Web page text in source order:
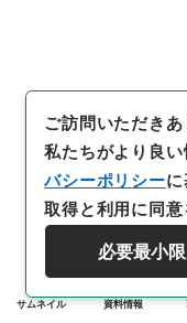
サムネイル 資料情報
ご訪問いただきあ
私たちがより良い
バシーポリシー
取得と利用に同意
必要最小限